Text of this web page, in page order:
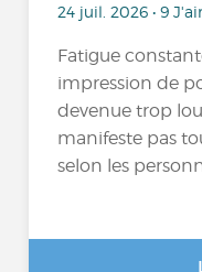
24 juil. 2026 • 9
Fatigue
impression de
devenue trop
manifeste pas
selon les